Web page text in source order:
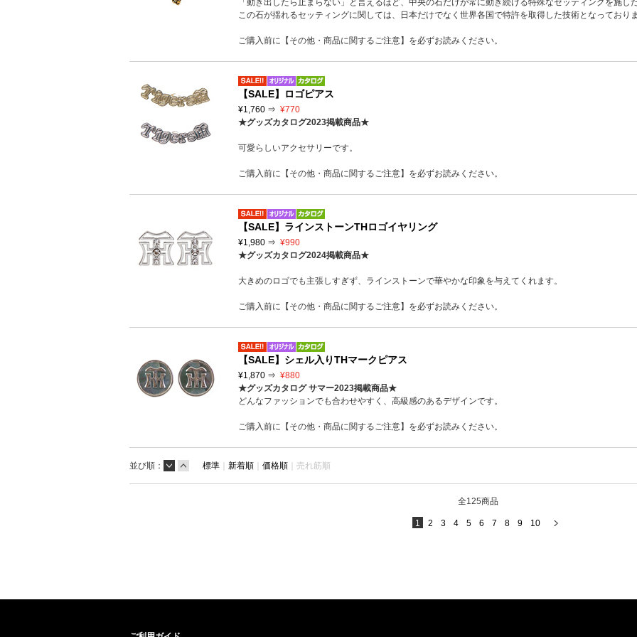
この石が揺れるセッティングに関しては、日本だけでなく世界各国で特許を取得した技術となっておりま
ご購入前に【その他・商品に関するご注意】を必ずお読みください。
【SALE】ロゴピアス
¥1,760 ⇒ ¥770
★グッズカタログ2023掲載商品★
可愛らしいアクセサリーです。
ご購入前に【その他・商品に関するご注意】を必ずお読みください。
【SALE】ラインストーンTHロゴイヤリング
¥1,980 ⇒ ¥990
★グッズカタログ2024掲載商品★
大きめのロゴでも主張しすぎず、ラインストーンで華やかな印象を与えてくれます。
ご購入前に【その他・商品に関するご注意】を必ずお読みください。
【SALE】シェル入りTHマークピアス
¥1,870 ⇒ ¥880
★グッズカタログ サマー2023掲載商品★
どんなファッションでも合わせやすく、高級感のあるデザインです。
ご購入前に【その他・商品に関するご注意】を必ずお読みください。
並び順： 標準 ｜ 新着順 ｜ 価格順 ｜ 売れ筋順
全125商品
1 2 3 4 5 6 7 8 9 10